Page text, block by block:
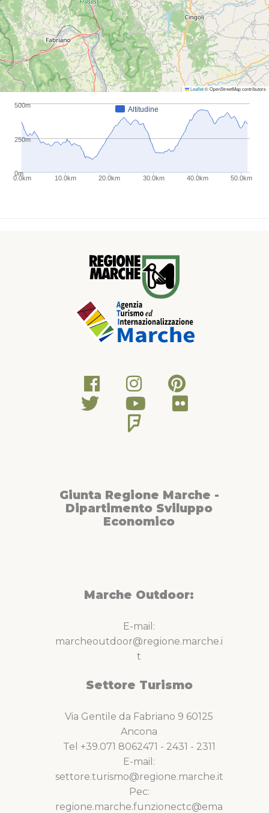
Leaflet© OpenStreetMap contributors
Altitudine
0.0km 10.0km 20.0km 30.0km 40.0km 50.0km
0m
250m
500m
Giunta Regione Marche -
Dipartimento Sviluppo
Economico
Marche Outdoor:
E-mail:
marcheoutdoor@regione.marche.i
t
Settore Turismo
Via Gentile da Fabriano 9 60125
Ancona
Tel +39.071 8062471 - 2431 - 2311
E-mail:
settore.turismo@regione.marche.it
Pec:
regione.marche.funzionectc@ema